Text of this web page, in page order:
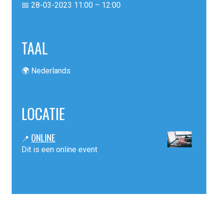
📅 28-03-2023 11:00 – 12:00
TAAL
🌍 Nederlands
LOCATIE
📍 ONLINE
Dit is een online event